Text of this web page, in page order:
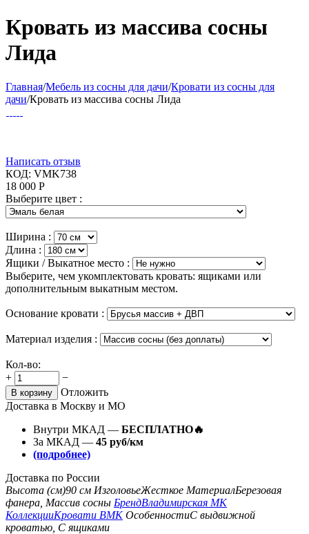
Кровать из массива сосны
Лида
Главная/Мебель из сосны для дачи/Кровати из сосны для
дачи/Кровать из массива сосны Лида
Написать отзыв
КОД: VMK738
18 000 Р
Выберите цвет :
Ширина :
Длина :
Ящики / Выкатное место :
Выберите, чем укомплектовать кровать: ящиками или
дополнительным выкатным местом.
Основание кровати :
Материал изделия :
Кол-во:
+
−
В корзину
Отложить
Доставка в Москву и МО
Внутри МКАД — БЕСПЛАТНО🔥
За МКАД — 45 руб/км
(подробнее)
Доставка по России
Высота (см)90 см ИзголовьеЖесткое МатериалБерезовая
фанера, Массив сосны БрендВладимирская МК
КоллекцииКровати ВМК ОсобенностиС выдвижной
кроватью, С ящиками